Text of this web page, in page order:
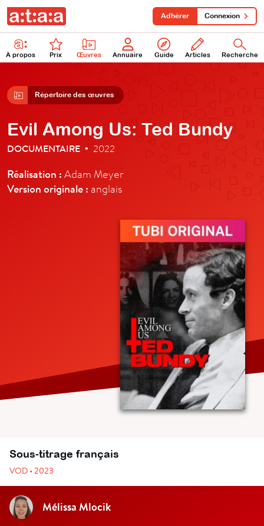
À propos Prix Œuvres Annuaire Guide Articles Recherche
Adhérer Connexion
Répertoire des œuvres
Evil Among Us: Ted Bundy
DOCUMENTAIRE • 2022
Réalisation : Adam Meyer
Version originale : anglais
Sous-titrage français
VOD • 2023
Mélissa Mlocik